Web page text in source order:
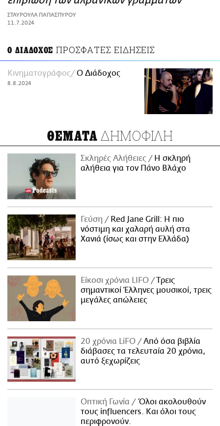
ΑΜΠΑ
PRINT
ΣΤΑΥΡΟΥΛΑ ΠΑΠΑΣΠΥΡΟΥ
11.7.2024
Ο ΔΙΑΔΟΧΟΣ ΠΡΟΣΦΑΤΕΣ ΕΙΔΗΣΕΙΣ
Κινηματογράφος Ο Διάδοχος
8.8.2024
ΘΕΜΑΤΑ ΔΗΜΟΦΙΛΗ
Σκληρές Αλήθειες
H σκληρή
αλήθεια για τον Πάνο Βλάχο
Γεύση
Red Jane Grill: Η πιο
νόστιμη και χαλαρή αυλή στα
Χανιά (ίσως και στην Ελλάδα)
Είκοσι χρόνια LIFO
Tρεις
σημαντικοί Έλληνες μουσικοί, τρεις
μεγάλες απώλειες
20 χρόνια LiFO
Από όσα βιβλία
διάβασες τα τελευταία 20 χρόνια,
αυτό ξεχωρίζεις
Οπτική Γωνία
Όλοι ακολουθούν
τους influencers. Και όλοι τους
περιφρονούν.